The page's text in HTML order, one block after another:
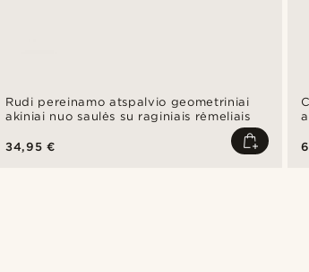
Rudi pereinamo atspalvio geometriniai
akiniai nuo saulės su raginiais rėmeliais
34,95 €